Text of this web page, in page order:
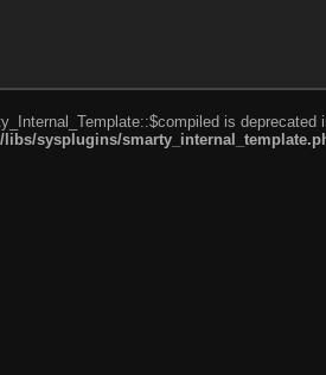
is deprecated
sysplugins/